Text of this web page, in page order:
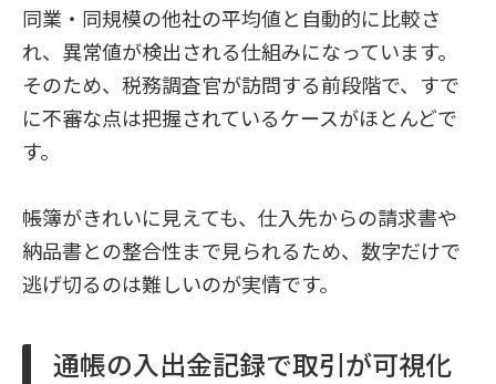
同業・同規模の他社の平均値と自動的に比較さ
れ、異常値が検出される仕組みになっています。
そのため、税務調査官が訪問する前段階で、すで
に不審な点は把握されているケースがほとんどで
す。
帳簿がきれいに見えても、仕入先からの請求書や
納品書との整合性まで見られるため、数字だけで
逃げ切るのは難しいのが実情です。
通帳の入出金記録で取引が可視化